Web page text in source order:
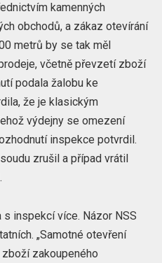
kamenných
obchodů, a zákaz otevírání
metrů by se tak měl
včetně převzetí zboží
podala žalobu ke
že je klasickým
výdejny se omezení
inspekce potvrdil.
zrušil a případ vrátil
inspekcí více. Názor NSS
„Samotné otevření
zakoupeného